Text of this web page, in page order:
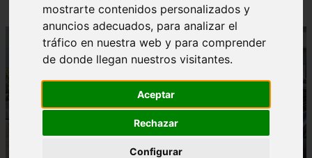
mostrarte contenidos personalizados y
anuncios adecuados, para analizar el
tráfico en nuestra web y para comprender
de donde llegan nuestros visitantes.
Aceptar
Rechazar
Configurar